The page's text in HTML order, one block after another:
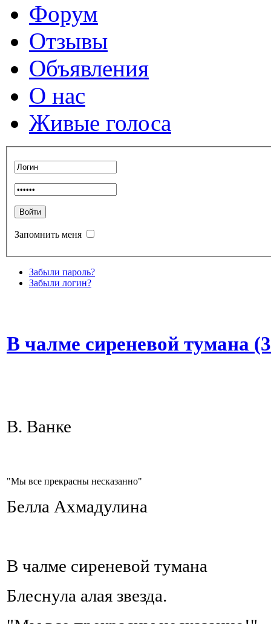
Форум
Отзывы
Объявления
О нас
Живые голоса
Запомнить меня
Забыли пароль?
Забыли логин?
В чалме сиреневой тумана
В. Ванке
"Мы все прекрасны несказанно"
Белла Ахмадулина
В чалме сиреневой тумана
Блеснула алая звезда.